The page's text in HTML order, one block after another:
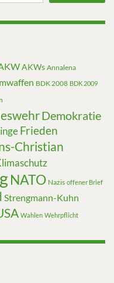
AKWs Annalena
BDK 2008 BDK 2009
Demokratie
Frieden
Christian
NATO Nazis offener Brief
Strengmann-Kuhn
Wahlen Wehrpflicht